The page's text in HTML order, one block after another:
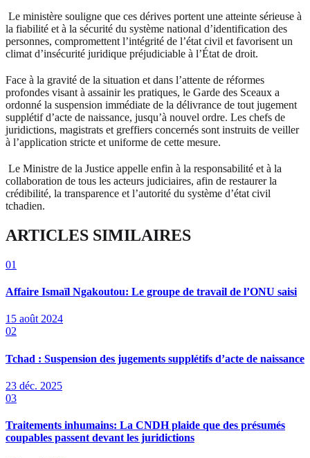
Le ministère souligne que ces dérives portent une atteinte sérieuse à
la fiabilité et à la sécurité du système national d’identification des
personnes, compromettent l’intégrité de l’état civil et favorisent un
climat d’insécurité juridique préjudiciable à l’État de droit.
Face à la gravité de la situation et dans l’attente de réformes
profondes visant à assainir les pratiques, le Garde des Sceaux a
ordonné la suspension immédiate de la délivrance de tout jugement
supplétif d’acte de naissance, jusqu’à nouvel ordre. Les chefs de
juridictions, magistrats et greffiers concernés sont instruits de veiller
à l’application stricte et uniforme de cette mesure.
Le Ministre de la Justice appelle enfin à la responsabilité et à la
collaboration de tous les acteurs judiciaires, afin de restaurer la
crédibilité, la transparence et l’autorité du système d’état civil
tchadien.
ARTICLES SIMILAIRES
01
Affaire Ismaïl Ngakoutou: Le groupe de travail de l’ONU saisi
15 août 2024
02
Tchad : Suspension des jugements supplétifs d’acte de naissance
23 déc. 2025
03
Traitements inhumains: La CNDH plaide que des présumés
coupables passent devant les juridictions